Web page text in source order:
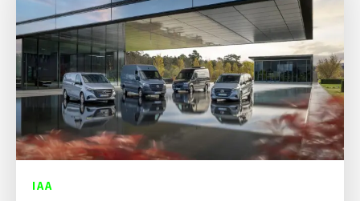
IAA